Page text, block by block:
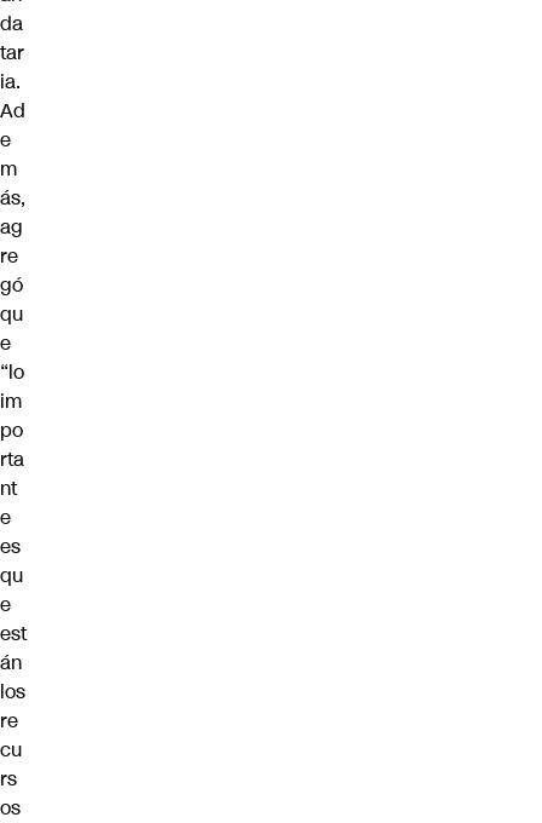
da
tar
ia.
Ad
e
m
ás,
ag
re
gó
qu
e
“lo
im
po
rta
nt
e
es
qu
e
est
án
los
re
cu
rs
os